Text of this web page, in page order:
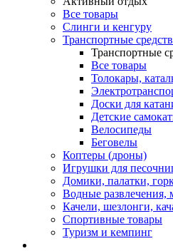
Все товары
Слинги и кенгуру
Транспортные
Транспортные
Все товары
Толокары,
Доски для
Детские
Велосипеды
Беговелы
Коптеры (дроны)
Игрушки для
Домики, палатки,
Водные
Качели, шезлонги,
Спортивные товары
Туризм и кемпинг